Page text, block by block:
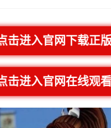
击进入官网下载正版
击进入官网在线观看